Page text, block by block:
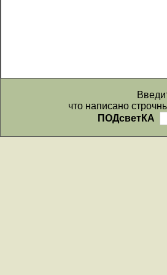
что написано
ПОДсветКА